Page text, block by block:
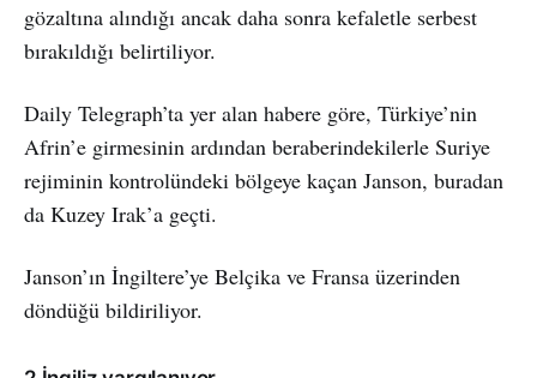
gözaltına alındığı ancak daha sonra kefaletle serbest
bırakıldığı belirtiliyor.
Daily Telegraph’ta yer alan habere göre, Türkiye’nin
Afrin’e girmesinin ardından beraberindekilerle Suriye
rejiminin kontrolündeki bölgeye kaçan Janson, buradan
da Kuzey Irak’a geçti.
Janson’ın İngiltere’ye Belçika ve Fransa üzerinden
döndüğü bildiriliyor.